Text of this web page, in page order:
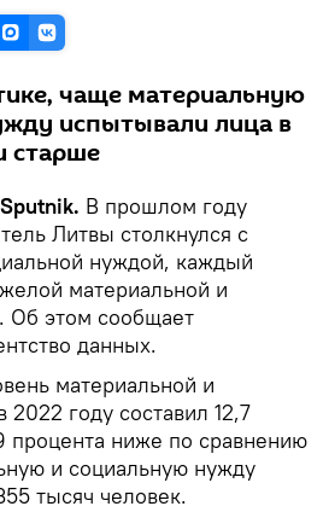
чаще материальную
испытывали лица в
старше
В прошлом году
Литвы столкнулся с
нуждой, каждый
материальной и
Об этом сообщает
данных.
материальной и
году составил 12,7
процента ниже по сравнению
и социальную нужду
тысяч человек.